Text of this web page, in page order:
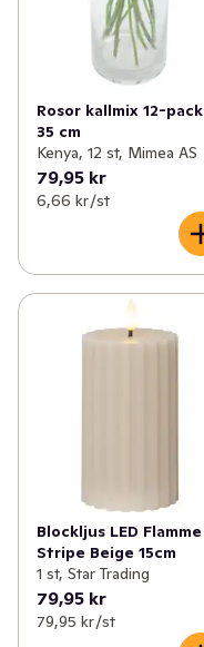
Rosor kallmix 12-pack
35 cm
Kenya, 12 st, Mimea AS
79,95 kr
6,66 kr /st
Blockljus LED Flamme
Stripe Beige 15cm
1 st, Star Trading
79,95 kr
79,95 kr /st